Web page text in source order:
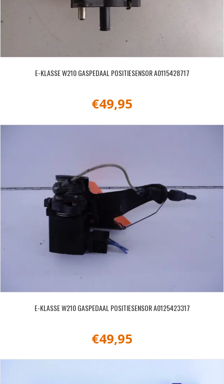
E-KLASSE W210 GASPEDAAL POSITIESENSOR A0115428717
€49,95
E-KLASSE W210 GASPEDAAL POSITIESENSOR A0125423317
€49,95